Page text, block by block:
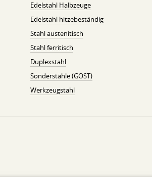
Edelstahl Halbzeuge
Edelstahl hitzebeständig
Stahl austenitisch
Stahl ferritisch
Duplexstahl
Sonderstähle (GOST)
Werkzeugstahl